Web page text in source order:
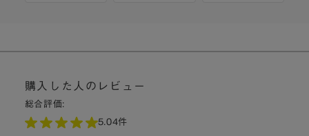
購入した人のレビュー
総合評価:
5.04件